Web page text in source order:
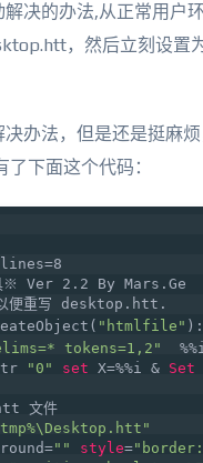
决的办法,从正常用户
，然后立刻设置
办法，但是还是挺麻
下面这个代码：
lines=8
※ Ver 2.2 By
,以便重写 desktop.htt.
"htmlfile" ):
tokens=1,2"
"0" set X=%%i & Set
)
文件
"" style=